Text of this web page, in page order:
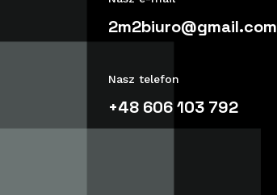
2m2biuro@gmail.com
Nasz telefon
+48 606 103 792